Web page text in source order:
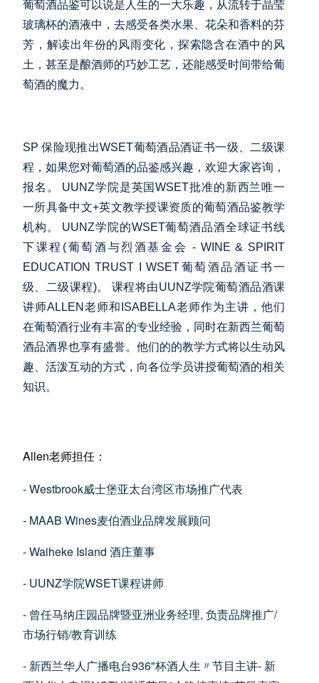
葡萄酒品鉴可以说是人生的一大乐趣，从流转于晶莹
玻璃杯的酒液中，去感受各类水果、花朵和香料的芬
芳，解读出年份的风雨变化，探索隐含在酒中的风
土，甚至是酿酒师的巧妙工艺，还能感受时间带给葡
萄酒的魔力。
SP 保险现推出WSET葡萄酒品酒证书一级、二级课
程，如果您对葡萄酒的品鉴感兴趣，欢迎大家咨询，
报名。 UUNZ学院是英国WSET批准的新西兰唯一
一所具备中文+英文教学授课资质的葡萄酒品鉴教学
机构。 UUNZ学院的WSET葡萄酒品酒全球证书线
下课程(葡萄酒与烈酒基金会 - WINE & SPIRIT
EDUCATION TRUST I WSET葡萄酒品酒证书一
级、二级课程)。 课程将由UUNZ学院葡萄酒品酒课
讲师ALLEN老师和ISABELLA老师作为主讲，他们
在葡萄酒行业有丰富的专业经验，同时在新西兰葡萄
酒品酒界也享有盛誉。他们的的教学方式将以生动风
趣、活泼互动的方式，向各位学员讲授葡萄酒的相关
知识。
Allen老师担任：
- Westbrook威士堡亚太台湾区市场推广代表
- MAAB Wines麦伯酒业品牌发展顾问
- Waiheke Island 酒庄董事
- UUNZ学院WSET课程讲师
- 曾任马纳庄园品牌暨亚洲业务经理, 负责品牌推广/
市场行销/教育训练
- 新西兰华人广播电台936"杯酒人生〃节目主讲- 新